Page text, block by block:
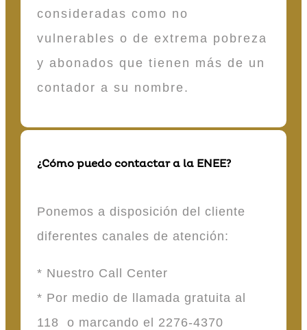
consideradas como no
vulnerables o de extrema pobreza
y abonados que tienen más de un
contador a su nombre.
¿Cómo puedo contactar a la ENEE?
Ponemos a disposición del cliente
diferentes canales de atención:
* Nuestro Call Center
* Por medio de llamada gratuita al
118 o marcando el 2276-4370